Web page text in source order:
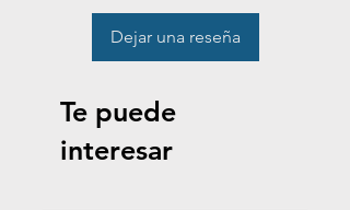
Dejar una reseña
Te puede
interesar